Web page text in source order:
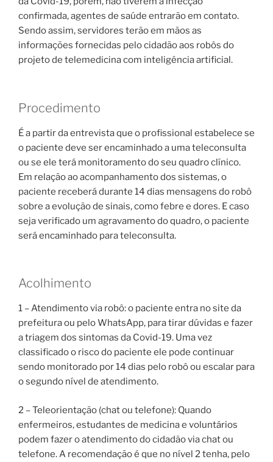
confirmada, agentes de saúde entrarão em contato.
Sendo assim, servidores terão em mãos as
informações fornecidas pelo cidadão aos robôs do
projeto de telemedicina com inteligência artificial.
Procedimento
É a partir da entrevista que o profissional estabelece se
o paciente deve ser encaminhado a uma teleconsulta
ou se ele terá monitoramento do seu quadro clínico.
Em relação ao acompanhamento dos sistemas, o
paciente receberá durante 14 dias mensagens do robô
sobre a evolução de sinais, como febre e dores. E caso
seja verificado um agravamento do quadro, o paciente
será encaminhado para teleconsulta.
Acolhimento
1 – Atendimento via robô: o paciente entra no site da
prefeitura ou pelo WhatsApp, para tirar dúvidas e fazer
a triagem dos sintomas da Covid-19. Uma vez
classificado o risco do paciente ele pode continuar
sendo monitorado por 14 dias pelo robô ou escalar para
o segundo nível de atendimento.
2 – Teleorientação (chat ou telefone): Quando
enfermeiros, estudantes de medicina e voluntários
podem fazer o atendimento do cidadão via chat ou
telefone. A recomendação é que no nível 2 tenha, pelo